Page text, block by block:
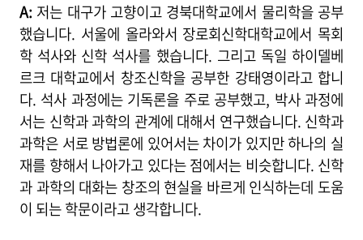
A: 저는 대구가 고향이고 경북대학교에서 물리학을 공부
했습니다. 서울에 올라와서 장로회신학대학교에서 목회
학 석사와 신학 석사를 했습니다. 그리고 독일 하이델베
르크 대학교에서 창조신학을 공부한 강태영이라고 합니
다. 석사 과정에는 기독론을 주로 공부했고, 박사 과정에
서는 신학과 과학의 관계에 대해서 연구했습니다. 신학과
과학은 서로 방법론에 있어서는 차이가 있지만 하나의 실
재를 향해서 나아가고 있다는 점에서는 비슷합니다. 신학
과 과학의 대화는 창조의 현실을 바르게 인식하는데 도움
이 되는 학문이라고 생각합니다.